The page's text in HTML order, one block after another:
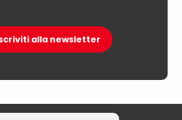
alla newsletter